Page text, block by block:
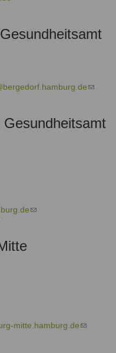
mail)
(link
mail)
(link
mitte.hamburg.de(link